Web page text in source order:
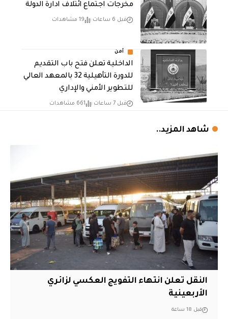
مخرجات اجتماع ائتلاف ادارة الدولة
قبل 6 ساعات 19 مشاهدات
أمن
الداخلية تعلن فتح باب التقديم
للدورة التأهيلية 32 بالمعهد العالي
للتطوير الأمني والإداري
قبل 7 ساعات 661 مشاهدات
شاهد المزيد..
النقل تعلن انتهاء التفويج العكسي لزائري
الأربعينية
قبل 18 ساعة